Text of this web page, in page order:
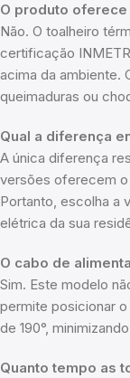
O produto
Não. O toalheiro
certificação
acima da ambiente.
queimaduras ou
Qual a diferença
A única diferença
versões oferecem
Portanto, escolha a
elétrica da sua
O cabo de
Sim. Este modelo
permite posicionar
de 190°,
Quanto tempo as